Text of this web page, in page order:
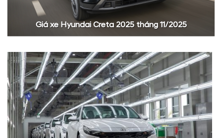
Giá xe Hyundai Creta 2025 tháng 11/2025